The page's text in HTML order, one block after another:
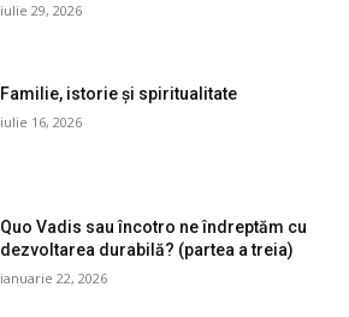
iulie 29, 2026
Familie, istorie și spiritualitate
iulie 16, 2026
Quo Vadis sau încotro ne îndreptăm cu
dezvoltarea durabilă? (partea a treia)
ianuarie 22, 2026